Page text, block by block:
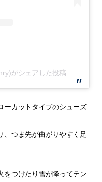
がシェアした投稿
ーカットタイプのシューズ
、つま先が曲がりやすく足
をつけたり雪が降ってテン